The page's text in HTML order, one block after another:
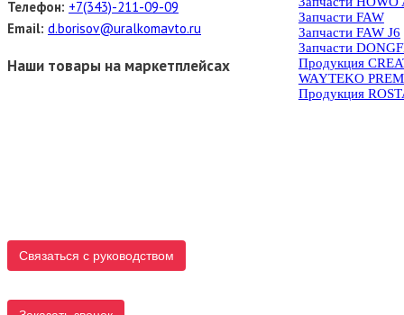
Телефон: +7(343)-211-09-09
Email: d.borisov@uralkomavto.ru
Наши товары на маркетплейсах
Связаться с руководством
Запчасти FAW
Запчасти FAW J6
Запчасти
Продукция
WAYTEKO
Продукция